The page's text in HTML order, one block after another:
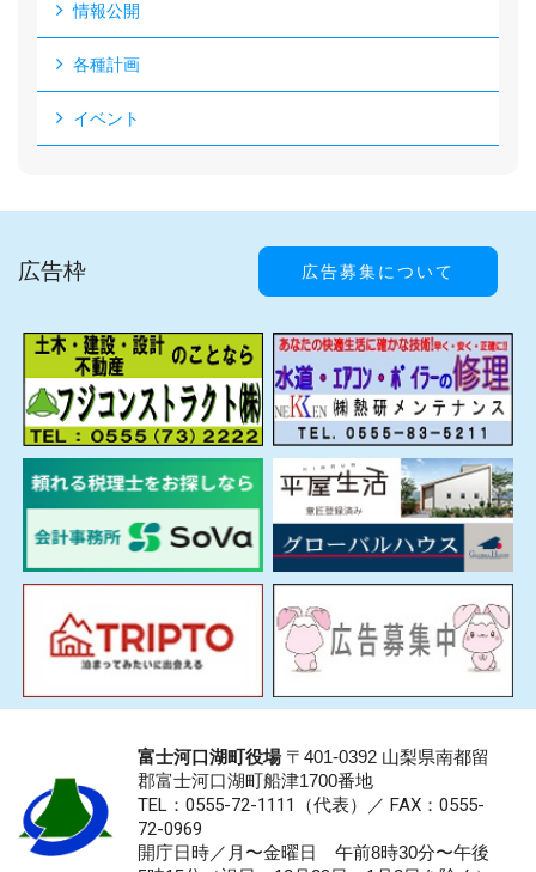
情報公開
各種計画
イベント
広告枠 広告募集について
富士河口湖町役場〒401-0392 山梨県南都留
郡富士河口湖町船津1700番地
TEL：0555-72-1111 （代表）／ FAX：0555-
72-0969
開庁日時／月〜金曜日 午前8時30分〜午後